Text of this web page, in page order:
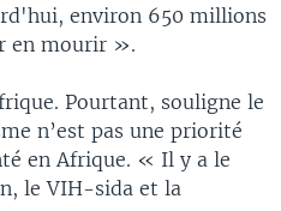
environ 650 millions
en mourir ».
Pourtant, souligne le
n’est pas une priorité
en Afrique. « Il y a le
le VIH-sida et la